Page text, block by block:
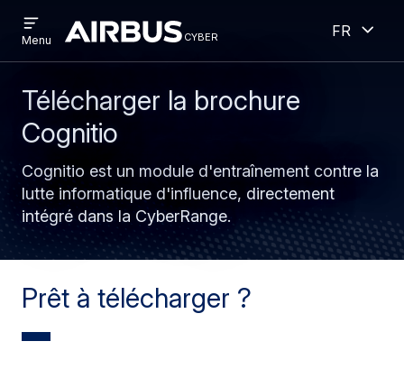
au
contenu
principal
to
search
cyber cyber
menu
Menu
French
Télécharger la brochure
Cognitio
Cognitio est un module d'entraînement contre la
lutte informatique d'influence, directement
intégré dans la CyberRange.
Prêt à télécharger ?